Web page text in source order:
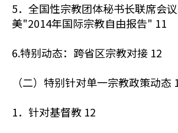
5．全国性宗教团体秘书长联席会
美"2014年国际宗教自由报告" 11
6.特别动态：跨省区宗教对接 12
（二）特别针对单一宗教政策动态
1．针对基督教 12